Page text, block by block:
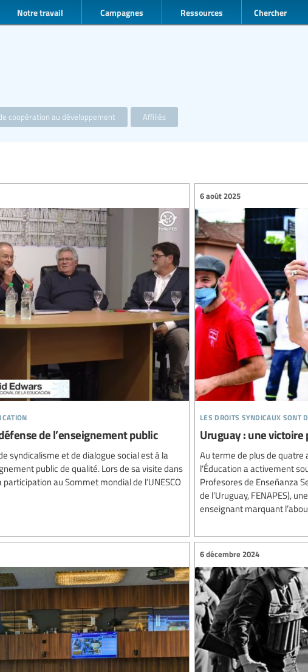
Notre travail Campagnes Ressources Chercher
coopération au développement Affiliés
de l’enseignement public
syndicalisme et de dialogue social est à la
public de qualité. Lors de sa visite dans
au Sommet mondial de l’UNESCO
les droits syndicaux sont
6 août 2025
Uruguay : une
Au terme de plus de quatre
l’Éducation a activement
Profesores de Enseñanza
de l’Uruguay, FENAPES),
enseignant marquant
6 décembre 2024